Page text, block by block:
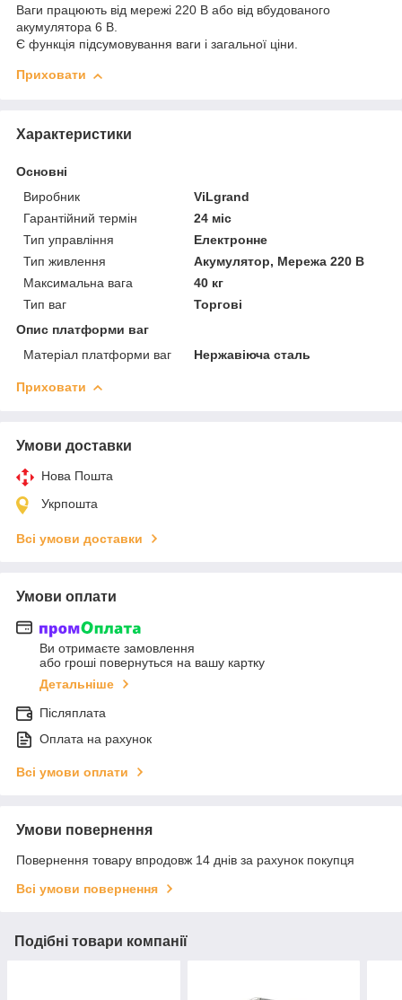
Ваги працюють від мережі 220 В або від вбудованого
акумулятора 6 В.
Є функція підсумовування ваги і загальної ціни.
Приховати
Характеристики
Основні
Виробник
ViLgrand
Гарантійний термін
24 міс
Тип управління
Електронне
Тип живлення
Акумулятор, Мережа 220 В
Максимальна вага
40 кг
Тип ваг
Торгові
Опис платформи ваг
Матеріал платформи ваг
Нержавіюча сталь
Приховати
Умови доставки
Нова Пошта
Укрпошта
Всі умови доставки
Умови оплати
Ви отримаєте замовлення
або гроші повернуться на вашу картку
Детальніше
Післяплата
Оплата на рахунок
Всі умови оплати
Умови повернення
Повернення товару впродовж 14 днів за рахунок покупця
Всі умови повернення
Подібні товари компанії